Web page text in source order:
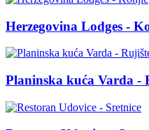
Herzegovina Lodges -
Planinska kuća Varda -